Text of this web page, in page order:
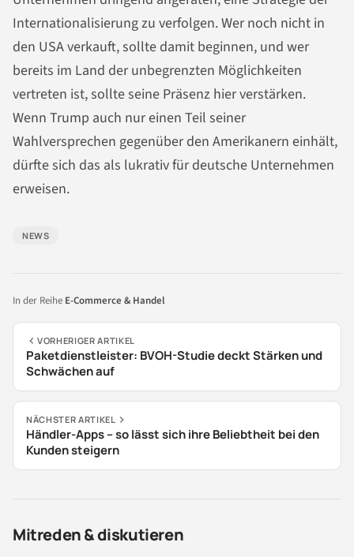
Internationalisierung zu verfolgen. Wer noch nicht in
den USA verkauft, sollte damit beginnen, und wer
bereits im Land der unbegrenzten Möglichkeiten
vertreten ist, sollte seine Präsenz hier verstärken.
Wenn Trump auch nur einen Teil seiner
Wahlversprechen gegenüber den Amerikanern einhält,
dürfte sich das als lukrativ für deutsche Unternehmen
erweisen.
NEWS
In der Reihe E-Commerce & Handel
VORHERIGER ARTIKEL
Paketdienstleister: BVOH-Studie deckt Stärken und
Schwächen auf
NÄCHSTER ARTIKEL
Händler-Apps – so lässt sich ihre Beliebtheit bei den
Kunden steigern
Mitreden & diskutieren